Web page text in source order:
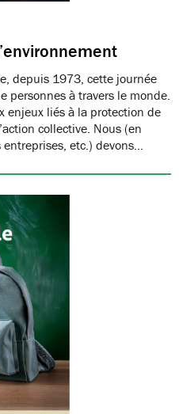
depuis 1973, cette journée
personnes à travers le monde.
enjeux liés à la protection de
collective. Nous (en
etc.) devons…